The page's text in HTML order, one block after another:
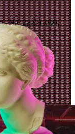
- RJ, 22271-040,